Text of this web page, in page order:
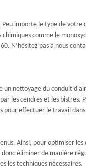
importe le type de
comme le
N’hésitez pas à nous
nettoyage du conduit
les cendres et les bistres.
pour effectuer le travail
Ainsi, pour optimiser les
éliminer de manière
les techniques nécessaires.